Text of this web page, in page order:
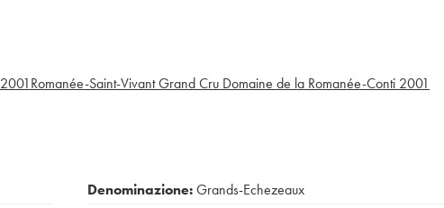
2001Romanée-Saint-Vivant Grand Cru Domaine de la Romanée-Conti 2001
Denominazione:Grands-Echezeaux